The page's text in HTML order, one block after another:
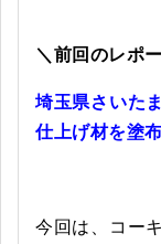
＼前回のレポ
埼玉県さいた
仕上げ材を塗
今回は、コー